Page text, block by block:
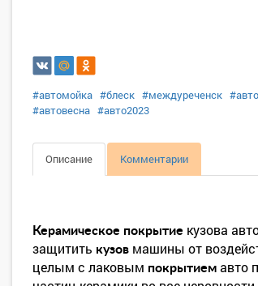
#автомойка #блеск #междуреченск
#автовесна #авто2023
Описание Комментарии
Керамическое покрытие кузова
защитить кузов машины от
целым с лаковым покрытием авто